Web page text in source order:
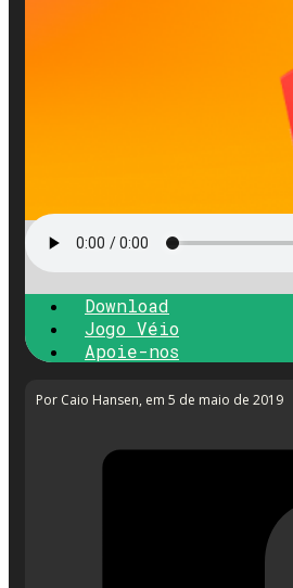
Download
Jogo Véio
Apoie-nos
Por Caio Hansen, em 5 de maio de 2019